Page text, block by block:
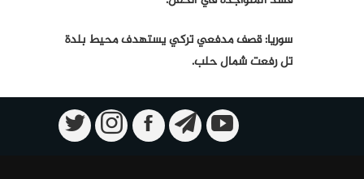
سوريا: قصف مدفعي تركي يستهدف محيط بلدة
تل رفعت شمال حلب.